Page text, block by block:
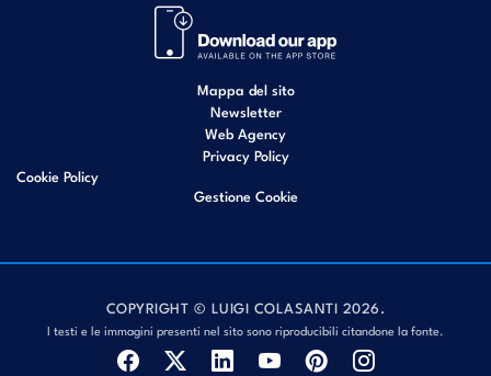
Mappa del sito
Newsletter
Web Agency
Privacy Policy
Cookie Policy
Gestione Cookie
COPYRIGHT © LUIGI COLASANTI 2026.
I testi e le immagini presenti nel sito sono riproducibili citandone la fonte.